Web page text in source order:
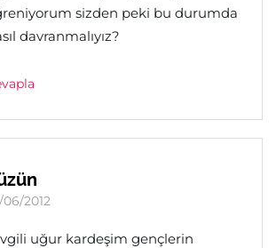
sizden peki bu durumda
davranmalıyız?
06/2012
uğur kardeşim gençlerin